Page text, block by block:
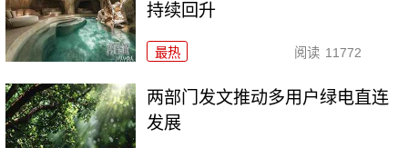
持续回升
最热 阅读 11772
两部门发文推动多用户绿电直连
发展